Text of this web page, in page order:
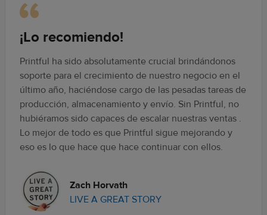
¡Lo recomiendo!
Printful ha sido absolutamente crucial brindándonos
soporte para el crecimiento de nuestro negocio en el
último año, haciéndose cargo de las pesadas tareas de
producción, almacenamiento y envío. Sin Printful, no
hubiéramos sido capaces de escalar nuestras ventas .
Lo mejor de todo es que Printful sigue mejorando y
eso es lo que hace que hace continuar con ellos.
Zach Horvath
LIVE A GREAT STORY